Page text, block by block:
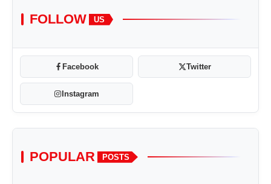
FOLLOW US
Facebook Twitter
Instagram
POPULAR POSTS